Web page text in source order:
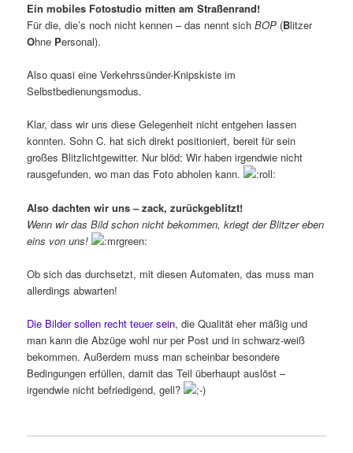
Ein mobiles Fotostudio mitten am Straßenrand!
Für die, die’s noch nicht kennen – das nennt sichBOP (Blitzer
Ohne Personal).
Also quasi eine Verkehrssünder-Knipskiste im
Selbstbedienungsmodus.
Klar, dass wir uns diese Gelegenheit nicht entgehen lassen
konnten. Sohn C. hat sich direkt positioniert, bereit für sein
großes Blitzlichtgewitter. Nur blöd: Wir haben irgendwie nicht
rausgefunden, wo man das Foto abholen kann.
Also dachten wir uns – zack, zurückgeblitzt!
Wenn wir das Bild schon nicht bekommen, kriegt der Blitzer eben
eins von uns!
Ob sich das durchsetzt, mit diesen Automaten, das muss man
allerdings abwarten!
Die Bilder sollen recht teuer sein, die Qualität eher mäßig und
man kann die Abzüge wohl nur per Post und in schwarz-weiß
bekommen. Außerdem muss man scheinbar besondere
Bedingungen erfüllen, damit das Teil überhaupt auslöst –
irgendwie nicht befriedigend, gell?